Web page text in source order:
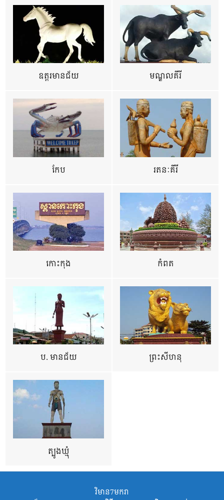
ឧត្ដរមានជ័យ មណ្ឌលគីរី
កែប រតនៈគីរី
កោះកុង កំពត
ប. មានជ័យ ព្រះសីហនុ
ត្បូងឃ្មុំ
វិមាន7មករា